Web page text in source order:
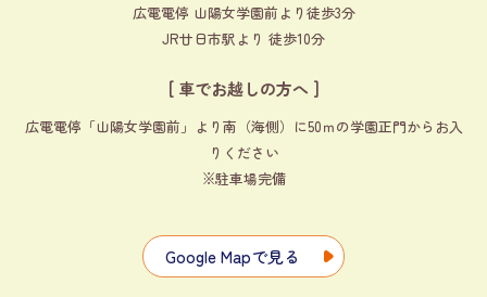
広電電停 山陽女学園前より徒歩3分
JR廿日市駅より 徒歩10分
[ 車でお越しの方へ ]
広電電停「山陽女学園前」より南（海側）に50ｍの学園正門からお入
りください
※駐車場完備
Google Mapで見る